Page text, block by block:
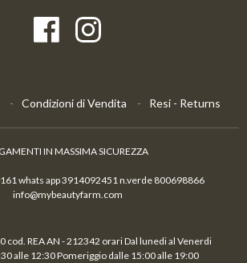
Condizioni di Vendita Resi - Returns
IN MASSIMA SICUREZZA
whats app 3914092451 n.verde 800698866
info@mybeautyfarm.com
cod. REA AN - 212342 orari Dal lunedi al Venerdi
alle 12:30 Pomeriggio dalle 15:00 alle 19:00